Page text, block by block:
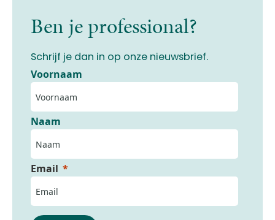
Ben je professional?
Schrijf je dan in op onze nieuwsbrief.
Voornaam
Naam
Email